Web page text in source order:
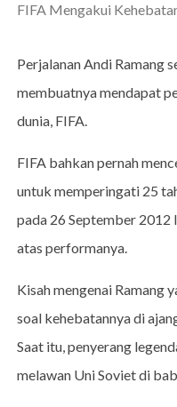
FIFA Mengakui
Perjalanan Andi Ramang
membuatnya mendapat
dunia, FIFA.
FIFA bahkan pernah
untuk memperingati 25
pada 26 September 2012
atas performanya.
Kisah mengenai Ramang
soal kehebatannya di
Saat itu, penyerang
melawan Uni Soviet di